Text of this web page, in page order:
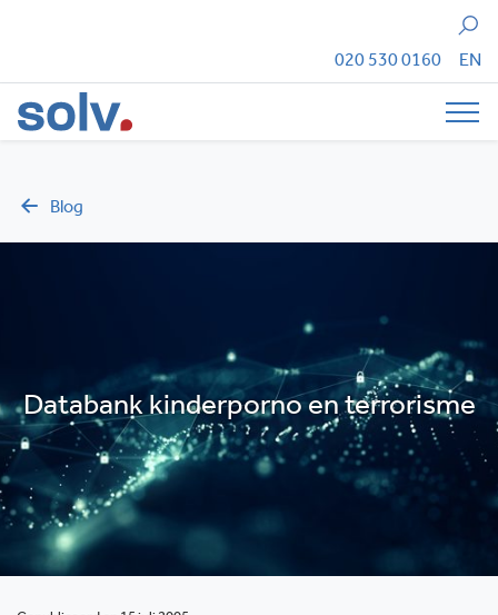
Zoeken
020 530 0160 EN
Blog
Databank kinderporno en terrorisme